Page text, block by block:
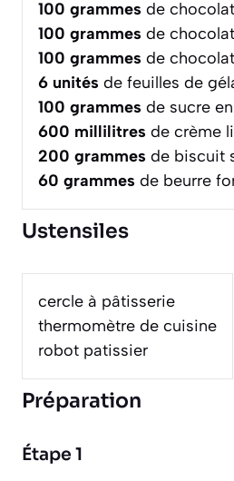
100 grammes de
100 grammes de
100 grammes de
6 unités de feuilles de
100 grammes de sucre
600 millilitres de crème
200 grammes de biscuit
60 grammes de beurre
Ustensiles
cercle à pâtisserie
thermomètre de cuisine
robot patissier
Préparation
Étape 1